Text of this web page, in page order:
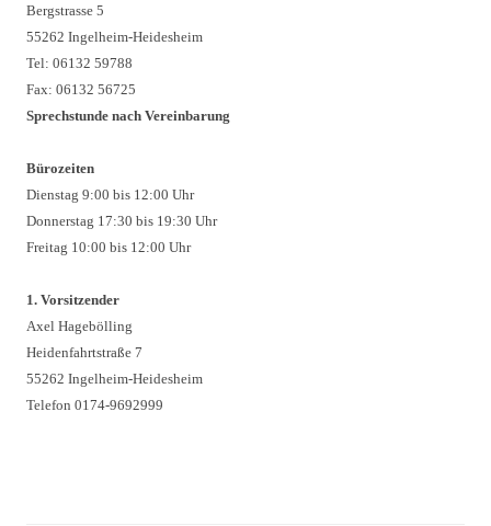
Bergstrasse 5
55262 Ingelheim-Heidesheim
Tel: 06132 59788
Fax: 06132 56725
Sprechstunde nach Vereinbarung
Bürozeiten
Dienstag 9:00 bis 12:00 Uhr
Donnerstag 17:30 bis 19:30 Uhr
Freitag 10:00 bis 12:00 Uhr
1. Vorsitzender
Axel Hagebölling
Heidenfahrtstraße 7
55262 Ingelheim-Heidesheim
Telefon 0174-9692999